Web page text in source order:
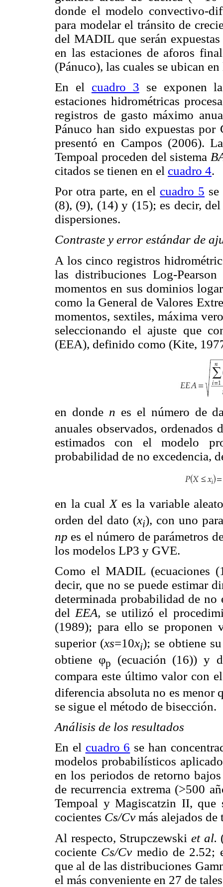
donde el modelo convectivo-
para modelar el tránsito de
del MADIL que serán
en las estaciones de aforos
(Pánuco), las cuales se ubican
En el cuadro 3 se exponen
estaciones hidrométricas
registros de gasto máximo
Pánuco han sido expuestas
presentó en Campos (2006).
Tempoal proceden del sistema
citados se tienen en el cuadro 4.
Por otra parte, en el cuadro 5
(8), (9), (14) y (15); es decir,
dispersiones.
Contraste y error estándar de
A los cinco registros
las distribuciones Log-
momentos en sus dominios
como la General de Valores
momentos, sextiles, máxima
seleccionando el ajuste que
(EEA), definido como (Kite,
en donde n es el número de
anuales observados,
estimados con el modelo
probabilidad de no excedencia,
en la cual Xes la variable
orden del dato (xi), con uno
np es el número de parámetros
los modelos LP3 y GVE.
Como el MADIL (ecuaciones
decir, que no se puede estimar
determinada probabilidad de no
del EEA, se utilizó el
(1989); para ello se proponen
superior (xs=10xi); se obtiene
obtiene φp
(ecuación (16)) y
compara este último valor con
diferencia absoluta no es menor
se sigue el método de bisección.
Análisis de los resultados
En el cuadro 6 se han
modelos probabilísticos
en los periodos de retorno
de recurrencia extrema (>500
Tempoal y Magiscatzin II, que
cocientes Cs/Cv más alejados de
Al respecto, Strupczewski et al.
cociente Cs/Cv medio de 2.52;
que al de las distribuciones
el más conveniente en 27 de